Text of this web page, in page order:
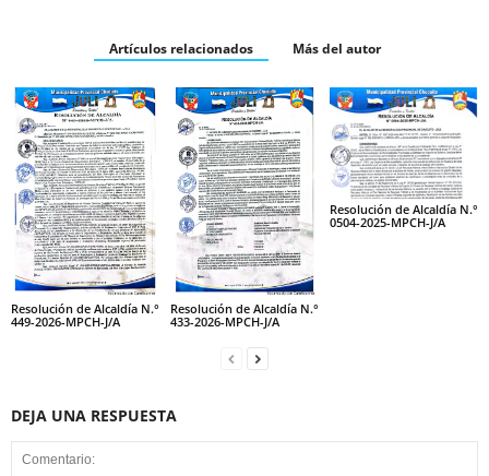
Artículos relacionados Más del autor
Resolución de Alcaldía N.°
449-2026-MPCH-J/A
Resolución de Alcaldía N.°
433-2026-MPCH-J/A
Resolución de Alcaldía N.°
0504-2025-MPCH-J/A
DEJA UNA RESPUESTA